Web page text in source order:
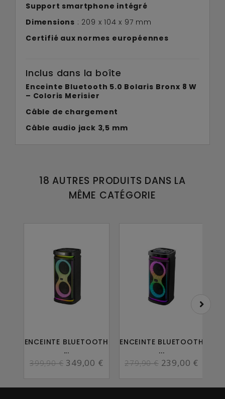
Support smartphone intégré
Dimensions : 209 x 104 x 97 mm
Certifié aux normes européennes
Inclus dans la boîte
Enceinte Bluetooth 5.0 Bolaris Bronx 8 W
– Coloris Merisier
Câble de chargement
Câble audio jack 3,5 mm
18 AUTRES PRODUITS DANS LA
MÊME CATÉGORIE
ENCEINTE BLUETOOTH
...
399,90 € 349,00 €
ENCEINTE BLUETOOTH
...
279,90 € 239,00 €